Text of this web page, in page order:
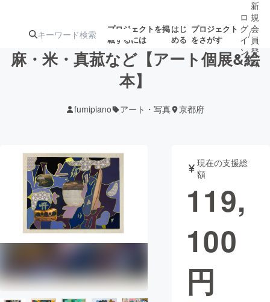
プロジェクトを掲
載するには
はじ
める
プロジェクト
をさがす
ターン
ジェクト
募集終了が近いプ
ロジェクト
アート・写真 音楽
テクノロジー・ガジェット ゲーム・サ
映像・映画
まちづくり・地域活性化
ロ
グ
イ
ン
/
新
規
会
員
登
録
麻・米・真菰など【アート個展&絵
本】
fumipiano アート・写真 京都府
現在の支援総
額
119,
100
円